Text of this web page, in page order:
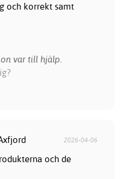
och korrekt samt
var till hjälp.
2026-04-06
och de